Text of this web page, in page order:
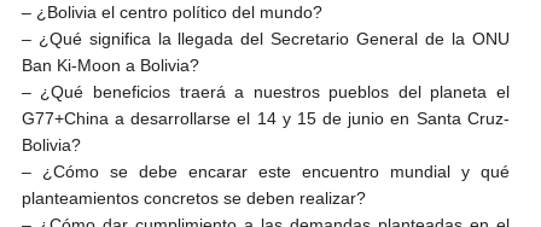
– ¿Bolivia el centro político del mundo?
– ¿Qué significa la llegada del Secretario General de la ONU
Ban Ki-Moon a Bolivia?
– ¿Qué beneficios traerá a nuestros pueblos del planeta el
G77+China a desarrollarse el 14 y 15 de junio en Santa Cruz-
Bolivia?
– ¿Cómo se debe encarar este encuentro mundial y qué
planteamientos concretos se deben realizar?